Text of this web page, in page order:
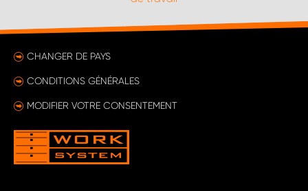
CHANGER DE PAYS
CONDITIONS GÉNÉRALES
MODIFIER VOTRE CONSENTEMENT